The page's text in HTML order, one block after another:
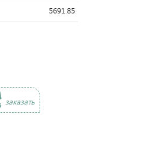
5691.85
заказать